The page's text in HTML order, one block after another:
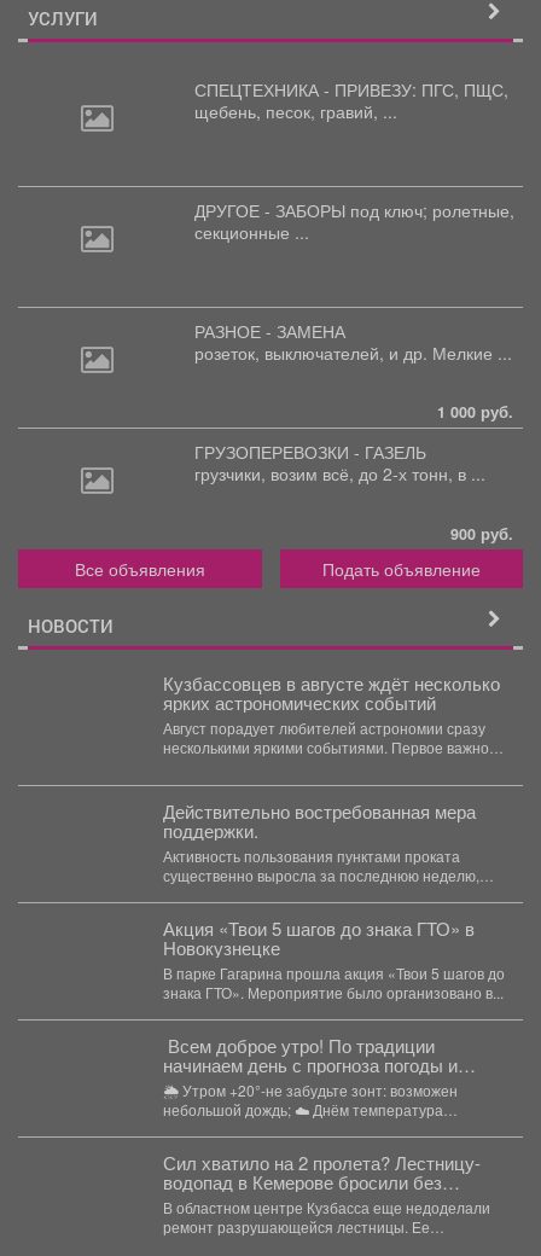
УСЛУГИ
СПЕЦТЕХНИКА - ПРИВЕЗУ: ПГС, ПЩС,
щебень, песок, гравий, ...
ДРУГОЕ - ЗАБОРЫ под ключ; ролетные,
секционные ...
РАЗНОЕ - ЗАМЕНА
розеток, выключателей, и др. Мелкие ...
1 000 руб.
ГРУЗОПЕРЕВОЗКИ - ГАЗЕЛЬ
грузчики, возим всё, до 2-х тонн, в ...
900 руб.
Все объявления Подать объявление
НОВОСТИ
Кузбассовцев в августе ждёт несколько
ярких астрономических событий
Август порадует любителей астрономии сразу
несколькими яркими событиями. Первое важное
Действительно востребованная мера
поддержки.
Активность пользования пунктами проката
существенно выросла за последнюю неделю,
Акция «Твои 5 шагов до знака ГТО» в
Новокузнецке
В парке Гагарина прошла акция «Твои 5 шагов до
знака ГТО». Мероприятие было организовано в...
Всем доброе утро! По традиции
начинаем день с прогноза погоды и
щепотки народной мудрости
🌦 Утром +20°-не забудьте зонт: возможен
небольшой дождь; ☁️ Днём температура
Сил хватило на 2 пролета? Лестницу-
водопад в Кемерове бросили без
ремонта
В областном центре Кузбасса еще недоделали
ремонт разрушающейся лестницы. Ее